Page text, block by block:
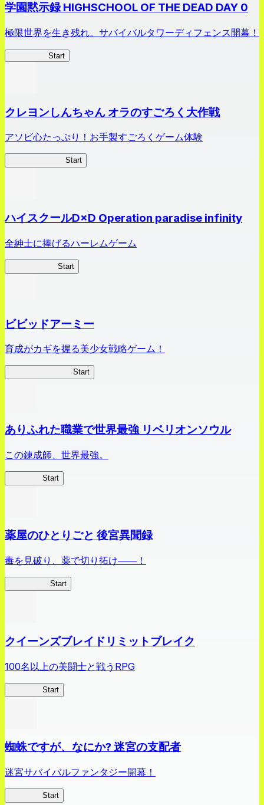
学園黙示録 HIGHSCHOOL OF THE DEAD DAY 0
極限世界を生き残れ。サバイバルタワーディフェンス開幕！
Start
クレヨンしんちゃん オラのすごろく大作戦
アソビ心たっぷり！お手製すごろくゲーム体験
Start
ハイスクールD×D Operation paradise infinity
全紳士に捧げるハーレムゲーム
Start
ビビッドアーミー
育成がカギを握る美少女戦略ゲーム！
Start
ありふれた職業で世界最強 リベリオンソウル
この錬成師、世界最強。
Start
薬屋のひとりごと 後宮異聞録
毒を見破り、薬で切り拓け――！
Start
クイーンズブレイドリミットブレイク
100名以上の美闘士と戦うRPG
Start
蜘蛛ですが、なにか? 迷宮の支配者
迷宮サバイバルファンタジー開幕！
Start